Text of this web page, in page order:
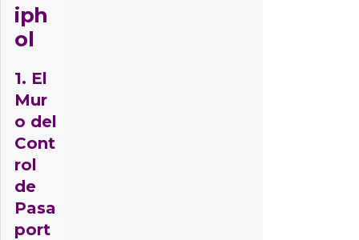
iph
ol
1. El
Mur
o del
Cont
rol
de
Pasa
port